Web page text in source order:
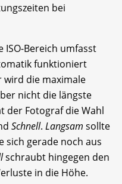
bei
ISO-Bereich umfasst
funktioniert
wird die maximale
nicht die längste
der Fotograf die Wahl
Schnell. Langsam sollte
sich gerade noch aus
schraubt hingegen den
in die Höhe.